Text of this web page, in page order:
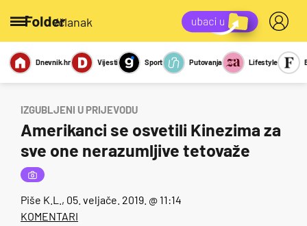
/članak
Miks Kviz
Report
Sexy
Dnevnik.hr Vijesti Sport Putovanja Lifestyle
IZGUBLJENI U PRIJEVODU
Amerikanci se osvetili Kinezima za
sve one nerazumljive tetovaže
Piše K.L. , 05. veljače. 2019. @ 11:14
KOMENTARI